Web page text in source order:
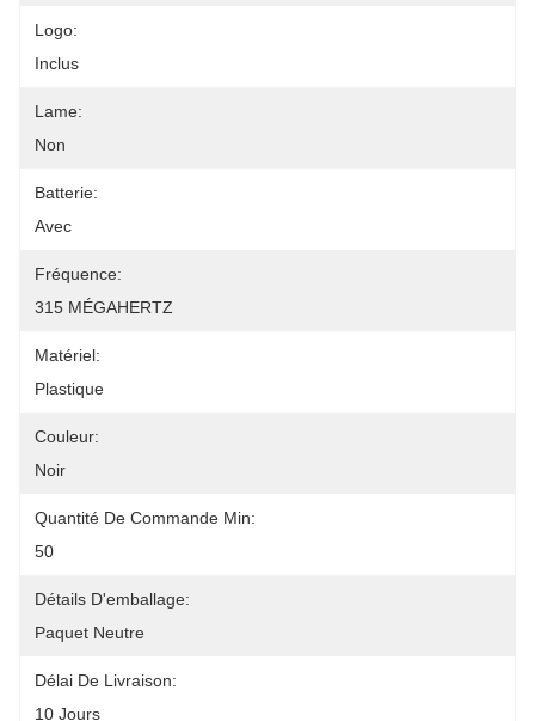
Logo:
Inclus
Lame:
Non
Batterie:
Avec
Fréquence:
315 MÉGAHERTZ
Matériel:
Plastique
Couleur:
Noir
Quantité De Commande Min:
50
Détails D'emballage:
Paquet Neutre
Délai De Livraison:
10 Jours